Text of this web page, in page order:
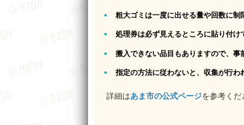
粗大ゴミは一度に出せる量や回数に制
処理券は必ず見えるところに貼り付け
搬入できない品目もありますので、事
指定の方法に従わないと、収集が行わ
詳細はあま市の公式ページを参考くだ